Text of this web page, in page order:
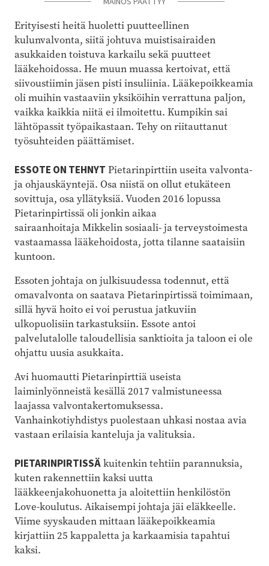
Erityisesti heitä huoletti puutteellinen
kulunvalvonta, siitä johtuva muistisairaiden
asukkaiden toistuva karkailu sekä puutteet
lääkehoidossa. He muun muassa kertoivat, että
siivoustiimin jäsen pisti insuliinia. Lääkepoikkeamia
oli muihin vastaaviin yksiköihin verrattuna paljon,
vaikka kaikkia niitä ei ilmoitettu. Kumpikin sai
lähtöpassit työpaikastaan. Tehy on riitauttanut
työsuhteiden päättämiset.
ESSOTE ON TEHNYT Pietarinpirttiin useita valvonta-
ja ohjauskäyntejä. Osa niistä on ollut etukäteen
sovittuja, osa yllätyksiä. Vuoden 2016 lopussa
Pietarinpirtissä oli jonkin aikaa
sairaanhoitaja Mikkelin sosiaali- ja terveystoimesta
vastaamassa lääkehoidosta, jotta tilanne saataisiin
kuntoon.
Essoten johtaja on julkisuudessa todennut, että
omavalvonta on saatava Pietarinpirtissä toimimaan,
sillä hyvä hoito ei voi perustua jatkuviin
ulkopuolisiin tarkastuksiin. Essote antoi
palvelutalolle taloudellisia sanktioita ja taloon ei ole
ohjattu uusia asukkaita.
Avi huomautti Pietarinpirttiä useista
laiminlyönneistä kesällä 2017 valmistuneessa
laajassa valvontakertomuksessa.
Vanhainkotiyhdistys puolestaan uhkasi nostaa avia
vastaan erilaisia kanteluja ja valituksia.
PIETARINPIRTISSÄkuitenkin tehtiin parannuksia,
kuten rakennettiin kaksi uutta
lääkkeenjakohuonetta ja aloitettiin henkilöstön
Love-koulutus. Aikaisempi johtaja jäi eläkkeelle.
Viime syyskauden mittaan lääkepoikkeamia
kirjattiin 25 kappaletta ja karkaamisia tapahtui
kaksi.